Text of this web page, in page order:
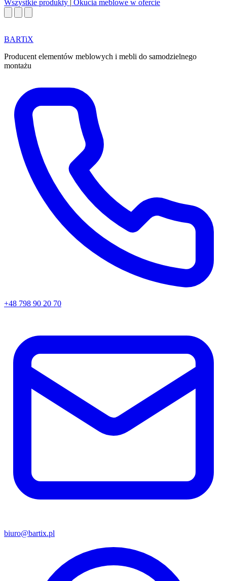
Wszystkie produkty | Okucia meblowe w ofercie
BARTiX
Producent elementów meblowych i mebli do samodzielnego
montażu
+48 798 90 20 70
biuro@bartix.pl